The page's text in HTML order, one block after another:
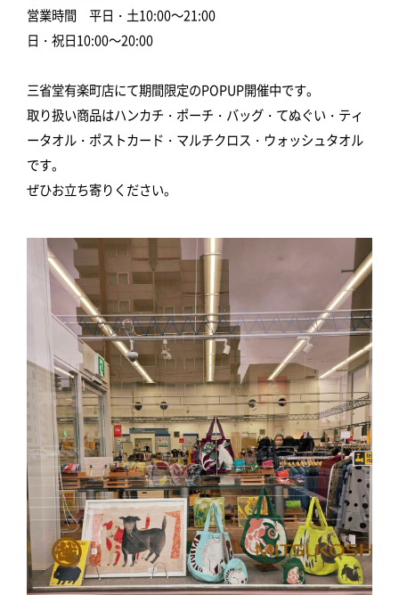
営業時間 平日・土10:00～21:00
日・祝日10:00～20:00
三省堂有楽町店にて期間限定のPOPUP開催中です。
取り扱い商品はハンカチ・ポーチ・バッグ・てぬぐい・ティ
ータオル・ポストカード・マルチクロス・ウォッシュタオル
です。
ぜひお立ち寄りください。